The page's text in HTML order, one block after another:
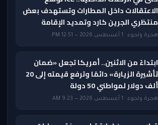
الاعتقالات داخل المطارات وتستهدف بعض
منتظري الجرين كارد وتمديد الإقامة
هجرة ولجوء · 1 أغسطس 2026 — 12:51 PM
ابتداءً من الاثنين.. أمريكا تجعل «ضمان
تأشيرة الزيارة» دائمًا وترفع قيمته إلى 20
ألف دولار لمواطني 50 دولة
هجرة ولجوء · 1 أغسطس 2026 — 9:23 AM